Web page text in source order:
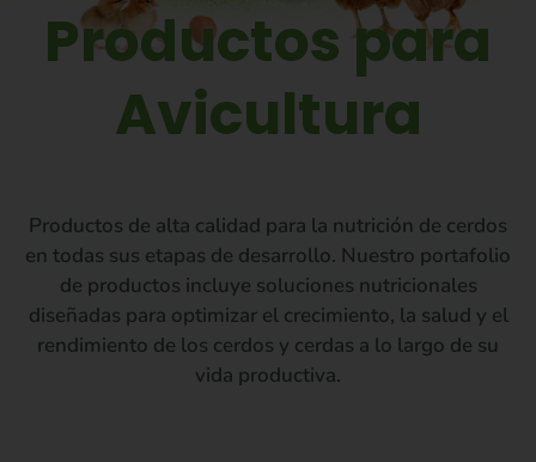
Productos para
Avicultura
Productos de alta calidad para la nutrición de cerdos
en todas sus etapas de desarrollo. Nuestro portafolio
de productos incluye soluciones nutricionales
diseñadas para optimizar el crecimiento, la salud y el
rendimiento de los cerdos y cerdas a lo largo de su
vida productiva.